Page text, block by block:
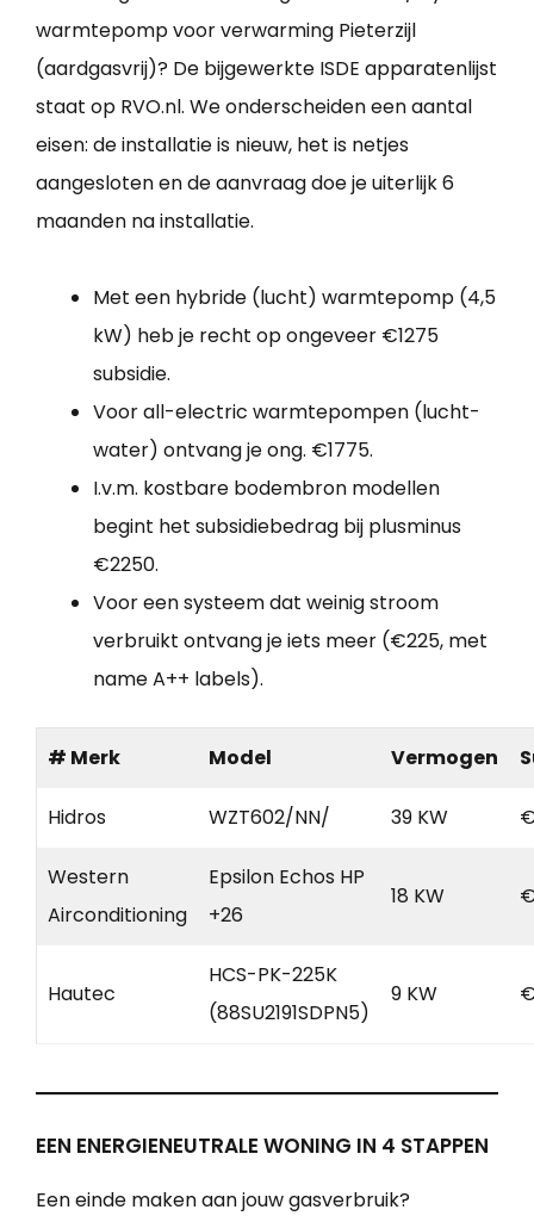
warmtepomp voor verwarming Pieterzijl
(aardgasvrij)? De bijgewerkte ISDE apparatenlijst
staat op RVO.nl. We onderscheiden een aantal
eisen: de installatie is nieuw, het is netjes
aangesloten en de aanvraag doe je uiterlijk 6
maanden na installatie.
Met een hybride (lucht) warmtepomp (4,5
kW) heb je recht op ongeveer €1275
subsidie.
Voor all-electric warmtepompen (lucht-
water) ontvang je ong. €1775.
I.v.m. kostbare bodembron modellen
begint het subsidiebedrag bij plusminus
€2250.
Voor een systeem dat weinig stroom
verbruikt ontvang je iets meer (€225, met
name A++ labels).
# Merk Model Vermogen
Hidros WZT602/NN/ 39 KW
Western
Airconditioning
Epsilon Echos HP
+26
18 KW
Hautec
HCS-PK-225K
(88SU2191SDPN5)
9 KW
EEN ENERGIENEUTRALE WONING IN 4 STAPPEN
Een einde maken aan jouw gasverbruik?